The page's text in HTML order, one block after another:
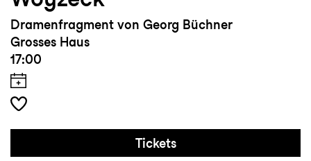
Dramenfragment von Georg Büchner
Grosses Haus
17:00
Tickets